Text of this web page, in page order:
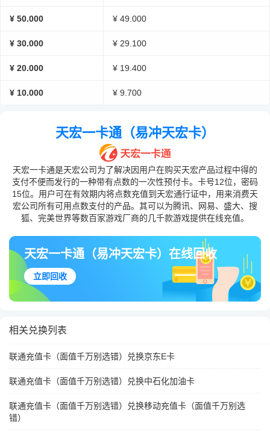
¥ 50.000 ¥ 49.000
¥ 30.000 ¥ 29.100
¥ 20.000 ¥ 19.400
¥ 10.000 ¥ 9.700
天宏一卡通（易冲天宏卡）
天宏一卡通是天宏公司为了解决因用户在购买天宏产品过程中得的
支付不便而发行的一种带有点数的一次性预付卡。卡号12位，密码
15位。用户可在有效期内将点数充值到天宏通行证中，用来消费天
宏公司所有可用点数支付的产品。其可以为腾讯、网易、盛大、搜
狐、完美世界等数百家游戏厂商的几千款游戏提供在线充值。
天宏一卡通（易冲天宏卡）在线回收
立即回收
相关兑换列表
联通充值卡（面值千万别选错）兑换京东E卡
联通充值卡（面值千万别选错）兑换中石化加油卡
联通充值卡（面值千万别选错）兑换移动充值卡（面值千万别选
错）